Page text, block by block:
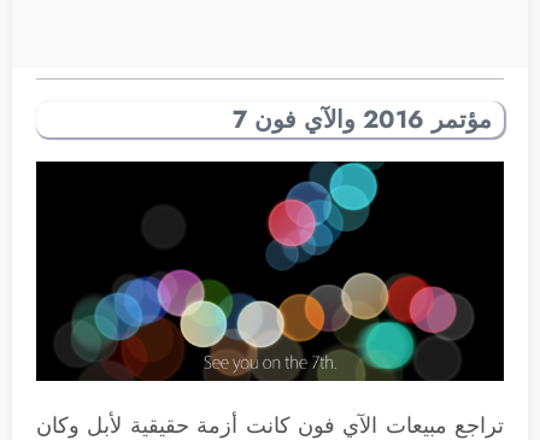
مؤتمر 2016 والآي فون 7
تراجع مبيعات الآي فون كانت أزمة حقيقية لأبل وكان